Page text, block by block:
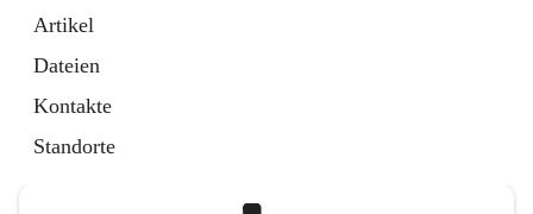
Artikel
Dateien
Kontakte
Standorte